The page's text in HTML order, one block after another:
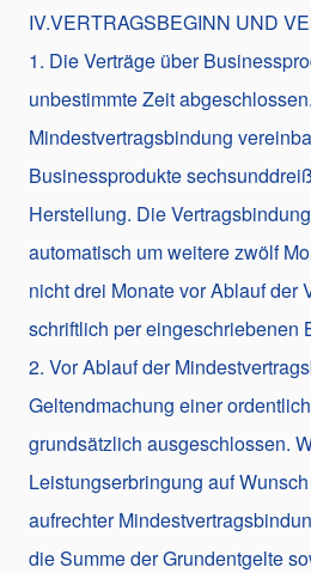
IV.VERTRAGSBEGINN UND
1. Die Verträge über
unbestimmte Zeit
Mindestvertragsbindung
Businessprodukte
Herstellung. Die
automatisch um weitere zwölf
nicht drei Monate vor Ablauf der
schriftlich per eingeschriebenen
2. Vor Ablauf der
Geltendmachung einer
grundsätzlich ausgeschlossen.
Leistungserbringung auf
aufrechter
die Summe der Grundentgelte